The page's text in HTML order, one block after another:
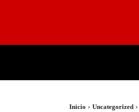
Inicio Uncategorized